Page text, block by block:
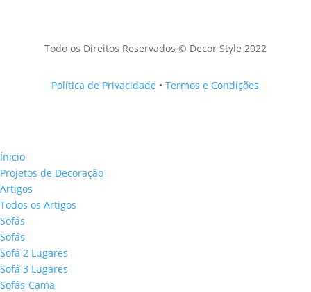
Todo os Direitos Reservados © Decor Style 2022
Política de Privacidade •Termos e Condições
Ínicio
Projetos de Decoração
Artigos
Todos os Artigos
Sofás
Sofás
Sofá 2 Lugares
Sofá 3 Lugares
Sofás-Cama